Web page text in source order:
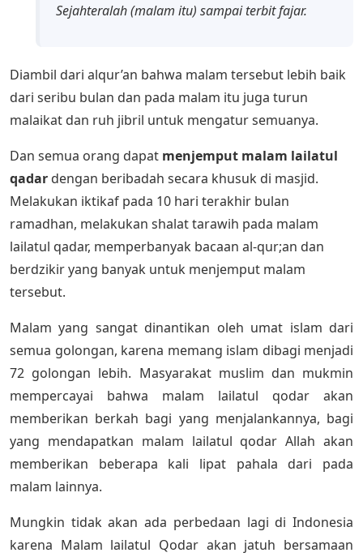
Sejahteralah (malam itu) sampai terbit fajar.
Diambil dari alqur’an bahwa malam tersebut lebih baik
dari seribu bulan dan pada malam itu juga turun
malaikat dan ruh jibril untuk mengatur semuanya.
Dan semua orang dapat menjemput malam lailatul
qadar dengan beribadah secara khusuk di masjid.
Melakukan iktikaf pada 10 hari terakhir bulan
ramadhan, melakukan shalat tarawih pada malam
lailatul qadar, memperbanyak bacaan al-qur;an dan
berdzikir yang banyak untuk menjemput malam
tersebut.
Malam yang sangat dinantikan oleh umat islam dari
semua golongan, karena memang islam dibagi menjadi
72 golongan lebih. Masyarakat muslim dan mukmin
mempercayai bahwa malam lailatul qodar akan
memberikan berkah bagi yang menjalankannya, bagi
yang mendapatkan malam lailatul qodar Allah akan
memberikan beberapa kali lipat pahala dari pada
malam lainnya.
Mungkin tidak akan ada perbedaan lagi di Indonesia
karena Malam lailatul Qodar akan jatuh bersamaan